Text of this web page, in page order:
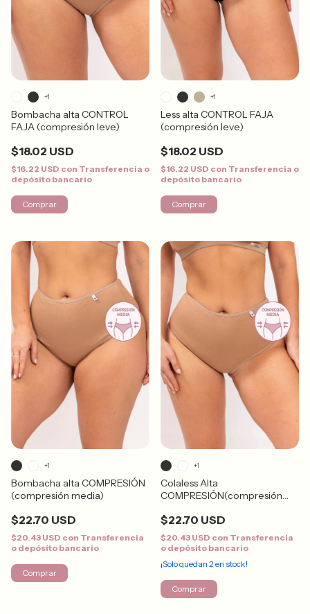
Bombacha alta CONTROL
FAJA (compresión leve)
$18.02 USD
$16.22 USD con Transferencia o
depósito bancario
+1
Comprar
Less alta CONTROL FAJA
(compresión leve)
$18.02 USD
$16.22 USD con Transferencia o
depósito bancario
+1
Comprar
Bombacha alta COMPRESIÓN
(compresión media)
$22.70 USD
$20.43 USD con Transferencia
o depósito bancario
+1
Comprar
Colaless Alta
COMPRESIÓN(compresión
$22.70 USD
$20.43 USD con Transferencia
o depósito bancario
¡Solo quedan 2 en stock!
+1
Comprar